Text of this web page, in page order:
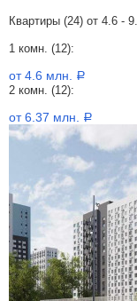
Квартиры (24) от 4.6 -
1 комн. (12):
от 4.6 млн. a
2 комн. (12):
от 6.37 млн. a